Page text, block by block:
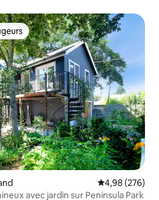
les plus appréciés
Évaluation
4,98 (276)
avec jardin sur Peninsula Park